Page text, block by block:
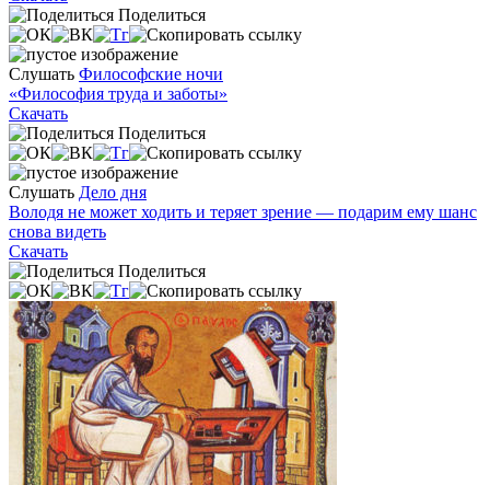
Поделиться
Слушать Философские ночи
«Философия труда и заботы»
Скачать
Поделиться
Слушать Дело дня
Володя не может ходить и теряет зрение — подарим ему шанс
снова видеть
Скачать
Поделиться